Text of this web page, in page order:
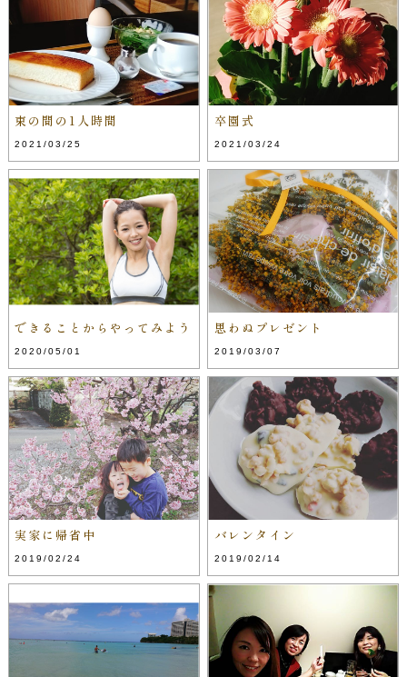
束の間の1人時間
2021/03/25
卒園式
2021/03/24
できることからやってみよう
2020/05/01
思わぬプレゼント
2019/03/07
実家に帰省中
2019/02/24
バレンタイン
2019/02/14